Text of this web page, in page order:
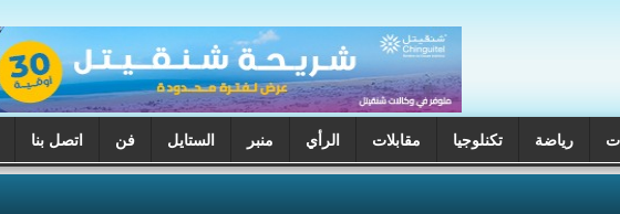
رياضة تكنلوجيا مقابلات الرأي منبر الستايل فن اتصل بنا